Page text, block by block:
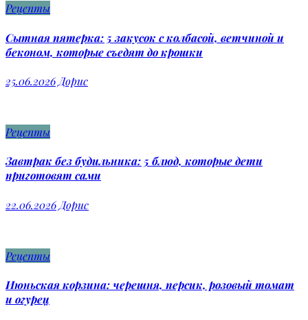
Рецепты
Сытная пятерка: 5 закусок с колбасой, ветчиной и
беконом, которые съедят до крошки
25.06.2026 Дорис
Рецепты
Завтрак без будильника: 5 блюд, которые дети
приготовят сами
22.06.2026 Дорис
Рецепты
Июньская корзина: черешня, персик, розовый томат
и огурец